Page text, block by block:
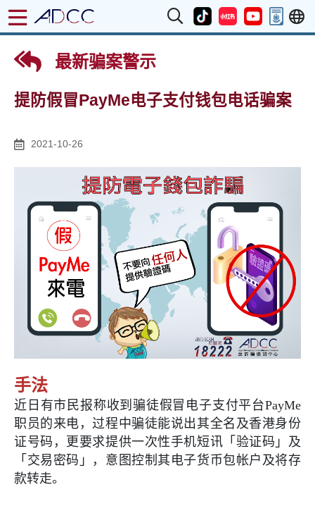
最新骗案警示
提防假冒PayMe电子支付钱包电话骗案
2021-10-26
手法
近日有市民报称收到骗徒假冒电子支付平台PayMe
职员的来电，过程中骗徒能说出其全名及香港身份
证号码，更要求提供一次性手机短讯「验证码」及
「交易密码」，意图控制其电子货币包帐户及将存
款转走。